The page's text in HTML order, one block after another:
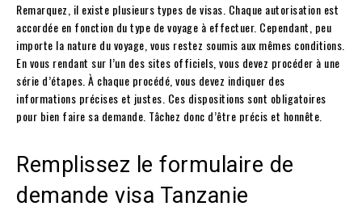
Remarquez, il existe plusieurs types de visas. Chaque autorisation est
accordée en fonction du type de voyage à effectuer. Cependant, peu
importe la nature du voyage, vous restez soumis aux mêmes conditions.
En vous rendant sur l’un des sites officiels, vous devez procéder à une
série d’étapes. À chaque procédé, vous devez indiquer des
informations précises et justes. Ces dispositions sont obligatoires
pour bien faire sa demande. Tâchez donc d’être précis et honnête.
Remplissez le formulaire de
demande visa Tanzanie